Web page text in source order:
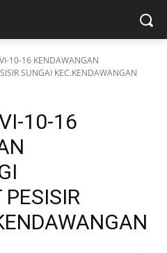
10-16 KENDAWANGAN
SUNGAI KEC.KENDAWANGAN
10-16